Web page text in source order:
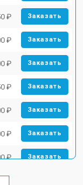
₽ Заказать
₽ Заказать
₽ Заказать
₽ Заказать
₽ Заказать
₽ Заказать
₽ Заказать